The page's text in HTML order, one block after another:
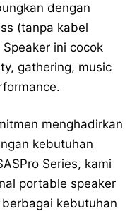
dengan
(tanpa kabel
ini cocok
gathering, music
menghadirkan
kebutuhan
Series, kami
portable speaker
kebutuhan